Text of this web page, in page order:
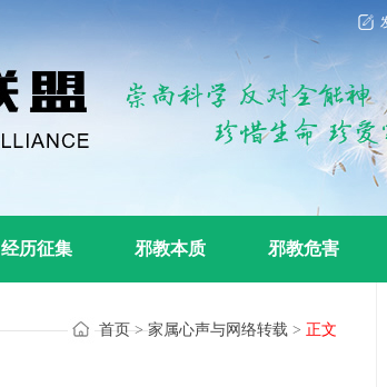
经历征集 邪教本质 邪教危害
首页>家属心声与网络转载 > 正文